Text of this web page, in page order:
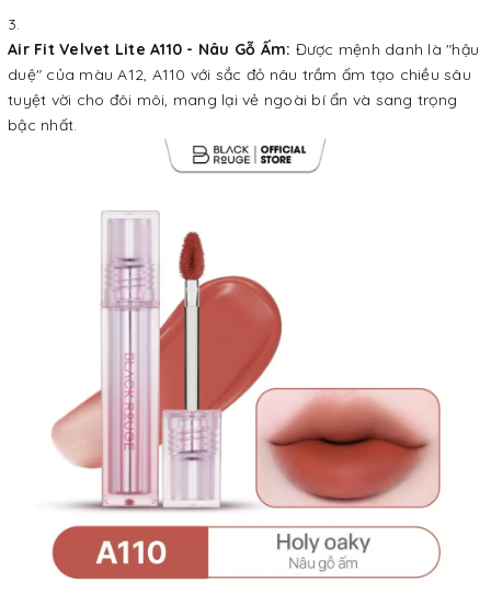
Air Fit Velvet Lite A110 - Nâu Gỗ Ấm: Được mệnh danh là "hậu
duệ" của màu A12, A110 với sắc đỏ nâu trầm ấm tạo chiều sâu
tuyệt vời cho đôi môi, mang lại vẻ ngoài bí ẩn và sang trọng
bậc nhất.